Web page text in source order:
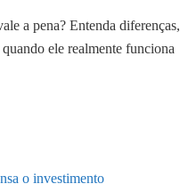
a pena? Entenda diferenças,
ele realmente funciona